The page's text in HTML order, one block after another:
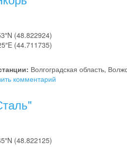
(48.822924)
(44.711735)
Волгоградская область,
комментарий
(48.822125)